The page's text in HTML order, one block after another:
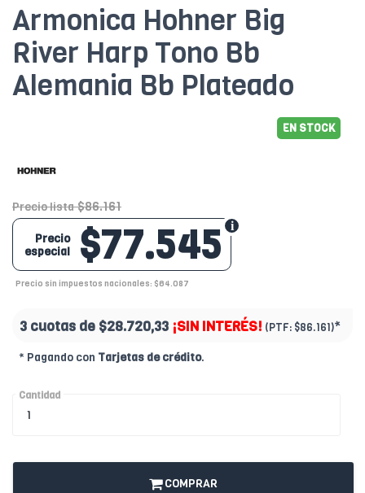
Armonica Hohner Big
River Harp Tono Bb
Alemania Bb Plateado
EN STOCK
Precio lista $86.161
$77.545
Precio
especial
Precio sin impuestos nacionales: $64.087
3 cuotas de $28.720,33 ¡SIN INTERÉS! (PTF: $86.161)*
* Pagando con Tarjetas de crédito.
Cantidad
COMPRAR